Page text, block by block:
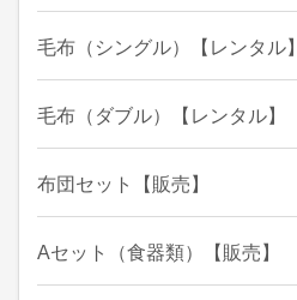
毛布（シングル）【レンタル】
毛布（ダブル）【レンタル】
布団セット【販売】
Aセット（食器類）【販売】